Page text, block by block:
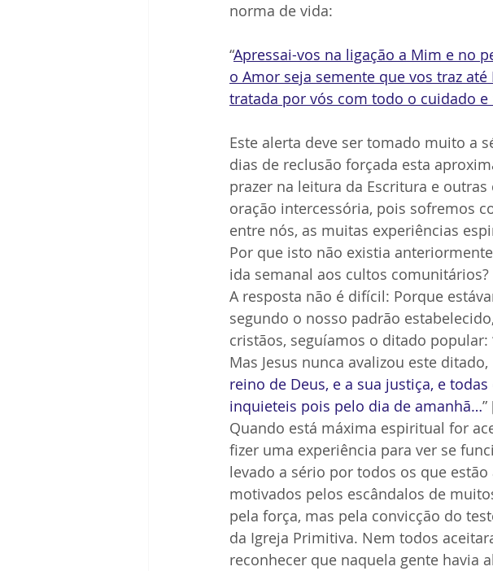
norma de vida:
“Apressai-vos na ligação a Mim e no
o Amor seja semente que vos traz
tratada por vós com todo o cuidado e
Este alerta deve ser tomado muito a
dias de reclusão forçada esta
prazer na leitura da Escritura e
oração intercessória, pois sofremos
entre nós, as muitas experiências
Por que isto não existia
ida semanal aos cultos comunitários?
A resposta não é difícil: Porque
segundo o nosso padrão
cristãos, seguíamos o ditado popular:
Mas Jesus nunca avalizou este
reino de Deus, e a sua justiça, e
inquieteis pois pelo dia de amanhã…
Quando está máxima espiritual for
fizer uma experiência para ver se
levado a sério por todos os que
motivados pelos escândalos de
pela força, mas pela convicção do
da Igreja Primitiva. Nem todos
reconhecer que naquela gente havia